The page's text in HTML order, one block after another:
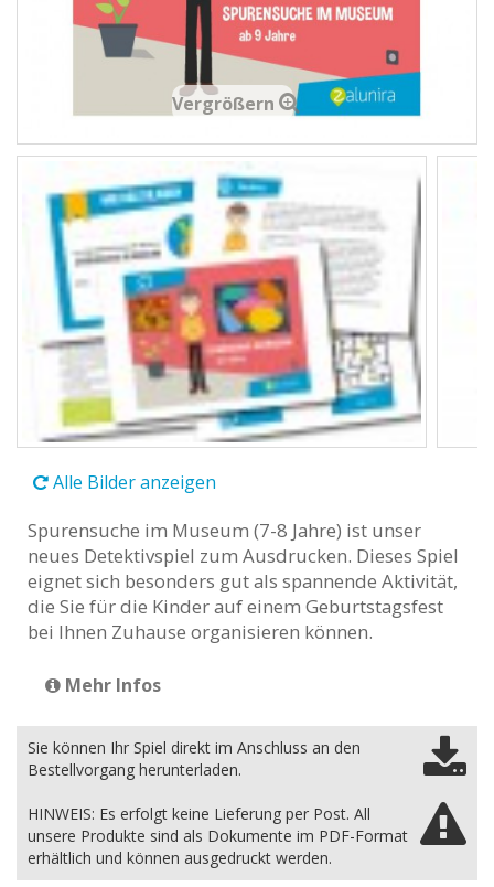
Vergrößern
Alle Bilder anzeigen
Spurensuche im Museum (7-8 Jahre) ist unser
neues Detektivspiel zum Ausdrucken. Dieses Spiel
eignet sich besonders gut als spannende Aktivität,
die Sie für die Kinder auf einem Geburtstagsfest
bei Ihnen Zuhause organisieren können.
Mehr Infos
Sie können Ihr Spiel direkt im Anschluss an den
Bestellvorgang herunterladen.
HINWEIS: Es erfolgt keine Lieferung per Post. All
unsere Produkte sind als Dokumente im PDF-Format
erhältlich und können ausgedruckt werden.